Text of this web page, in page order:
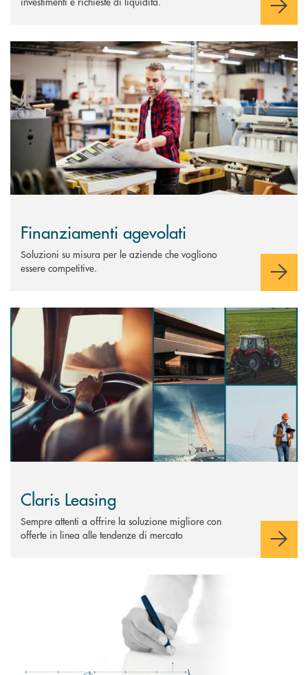
Scopri di più Finanziamenti agevolati
Finanziamenti agevolati
Soluzioni su misura per le aziende che vogliono
essere competitive.
Scopri di più Claris Leasing
Claris Leasing
Sempre attenti a offrire la soluzione migliore con
offerte in linea alle tendenze di mercato